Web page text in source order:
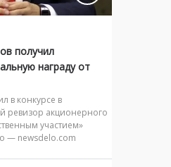
получил
награду от
в конкурсе в
ревизор акционерного
участием»
— newsdelo.com